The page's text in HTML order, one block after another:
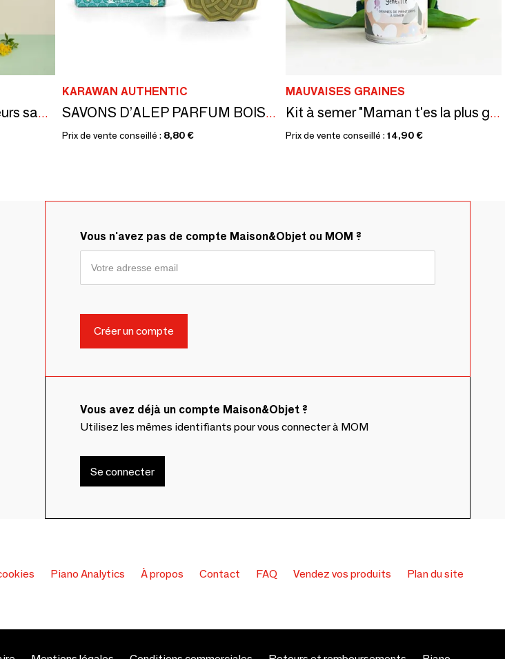
Kit à semer "Graines de fleurs sauvages" Fabriqué en France
KARAWAN AUTHENTIC
SAVONS D’ALEP PARFUM BOISÉ - ÉCRINS DORÉS À L’OR CHAUD - JENJIS
Prix de vente conseillé : 8,80 €
MAUVAISES GRAINES
Kit à semer "Maman t'es la plus gentille" Fabriqué en France
Prix de vente conseillé : 14,90 €
Vous n'avez pas de compte Maison&Objet ou MOM ?
Vous avez déjà un compte Maison&Objet ?
Utilisez les mêmes identifiants pour vous connecter à MOM
Se connecter
Piano Analytics À propos Contact FAQ Vendez vos produits Plan du site